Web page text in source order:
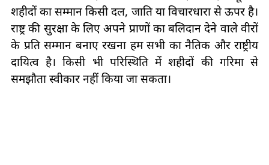
शहीदों का सम्मान किसी दल, जाति या विचारधारा से ऊपर है।
राष्ट्र की सुरक्षा के लिए अपने प्राणों का बलिदान देने वाले वीरों
के प्रति सम्मान बनाए रखना हम सभी का नैतिक और राष्ट्रीय
दायित्व है। किसी भी परिस्थिति में शहीदों की गरिमा से
समझौता स्वीकार नहीं किया जा सकता।